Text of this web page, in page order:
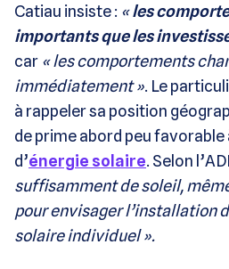
Catiau insiste : «les
importants que les
car « les comportements
immédiatement ». Le
à rappeler sa position
de prime abord peu
d’énergie solaire. Selon
suffisamment de soleil,
pour envisager l’installation
solaire individuel ».